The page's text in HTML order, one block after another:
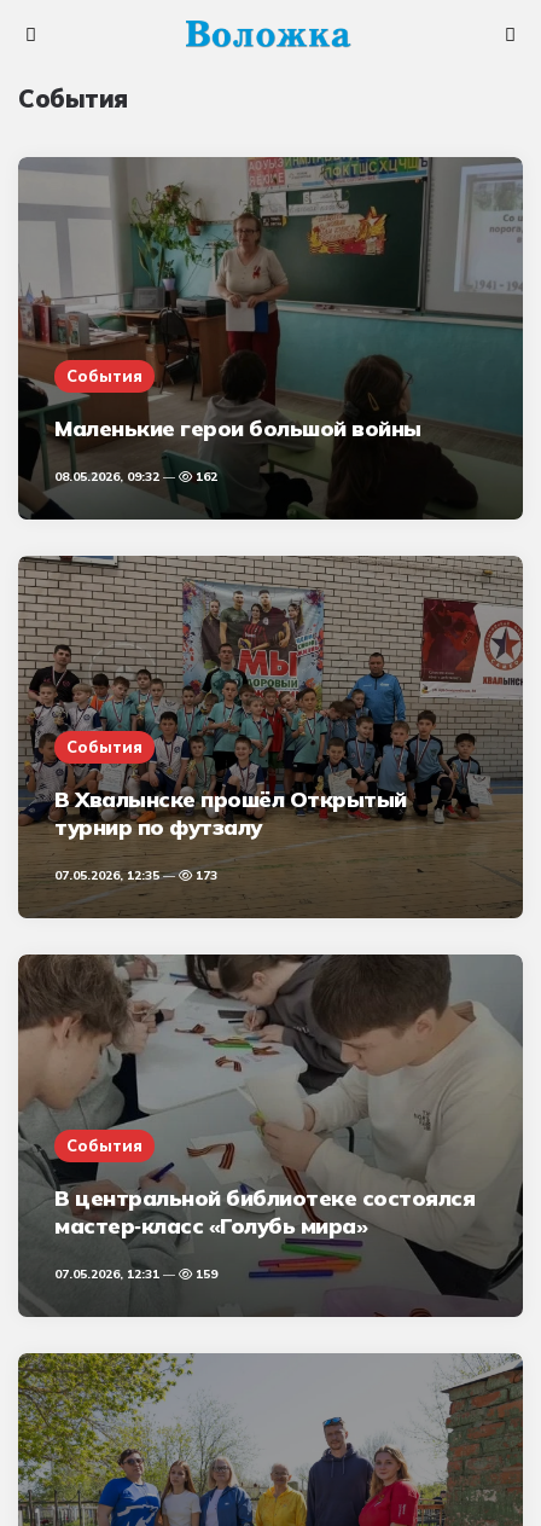
События
События
Маленькие герои большой войны
08.05.2026, 09:32 162
События
В Хвалынске прошёл Открытый
турнир по футзалу
07.05.2026, 12:35 173
События
В центральной библиотеке состоялся
мастер‑класс «Голубь мира»
07.05.2026, 12:31 159